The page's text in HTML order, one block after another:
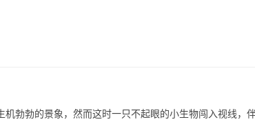
勃勃的景象，然而这时一只不起眼的小生物闯入视线，